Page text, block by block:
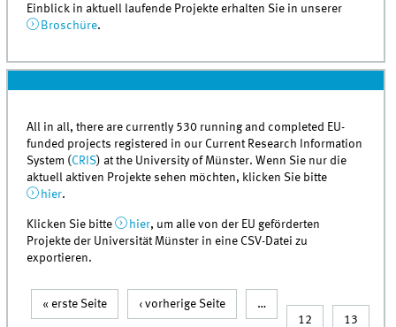
Einblick in aktuell laufende Projekte erhalten Sie in unserer
Broschüre.
All in all, there are currently 530 running and completed EU-
funded projects registered in our Current Research Information
System (CRIS) at the University of Münster. Wenn Sie nur die
aktuell aktiven Projekte sehen möchten, klicken Sie bitte
hier.
Klicken Sie bitte hier, um alle von der EU geförderten
Projekte der Universität Münster in eine CSV-Datei zu
exportieren.
Seiten
« erste Seite ‹ vorherige Seite
…
12
13